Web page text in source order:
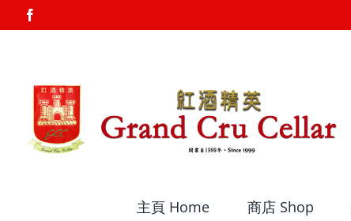
to
主頁 Home 商店 Shop